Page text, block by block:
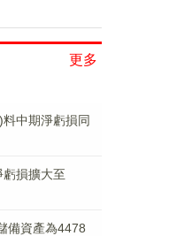
更多
料中期淨虧損同
損擴大至
備資產為4478